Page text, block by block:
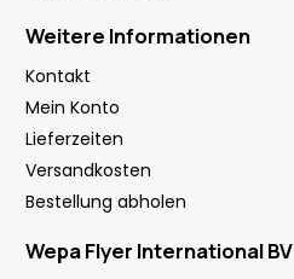
Weitere Informationen
Kontakt
Mein Konto
Lieferzeiten
Versandkosten
Bestellung abholen
Wepa Flyer International BV